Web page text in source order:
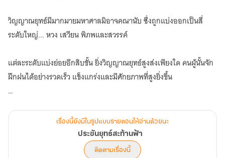
วิญญาณยุทธ์มีมากมายมหาศาลมิอาจคณานับ ซึ่งถูกแบ่งออกเป็นสี่
ระดับใหญ่... หวง เสวียน พิภพและสวรรค์
แต่ละระดับแบ่งย่อยอีกสิบขั้น ยิ่งวิญญาณยุทธ์สูงส่งเพียงใด คนผู้นั้นจัก
ฝึกฝนได้อย่างรวดเร็ว แข็งแกร่งและมีศักยภาพที่สูงยิ่งขึ้น
พูดคุยเกี่ยวกับนิยาย ประชันยุทธ์สะท้านฟ้า ได้ที่ Facebook :
เรื่องนี้ยังมีในรูปแบบรายตอนให้อ่านด้วยนะ
ประชันยุทธ์สะท้านฟ้า
ติดตามเรื่องนี้